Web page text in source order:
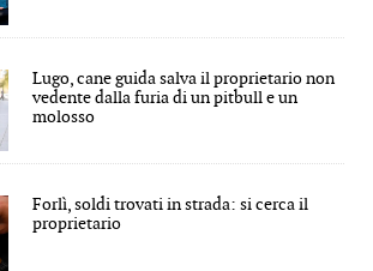
Lugo, cane guida salva il proprietario non
vedente dalla furia di un pitbull e un
molosso
Forlì, soldi trovati in strada: si cerca il
proprietario